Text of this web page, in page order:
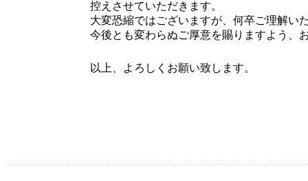
控えさせていただきます。
大変恐縮ではございますが、何卒ご理解いた
今後とも変わらぬご厚意を賜りますよう、
以上、よろしくお願い致します。